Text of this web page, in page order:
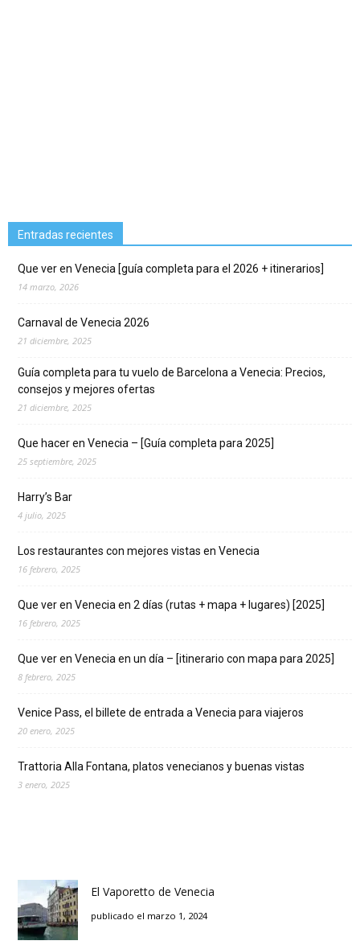
Entradas recientes
Que ver en Venecia [guía completa para el 2026 + itinerarios]
14 marzo, 2026
Carnaval de Venecia 2026
21 diciembre, 2025
Guía completa para tu vuelo de Barcelona a Venecia: Precios,
consejos y mejores ofertas
21 diciembre, 2025
Que hacer en Venecia – [Guía completa para 2025]
25 septiembre, 2025
Harry’s Bar
4 julio, 2025
Los restaurantes con mejores vistas en Venecia
16 febrero, 2025
Que ver en Venecia en 2 días (rutas + mapa + lugares) [2025]
16 febrero, 2025
Que ver en Venecia en un día – [itinerario con mapa para 2025]
8 febrero, 2025
Venice Pass, el billete de entrada a Venecia para viajeros
20 enero, 2025
Trattoria Alla Fontana, platos venecianos y buenas vistas
3 enero, 2025
El Vaporetto de Venecia
publicado el marzo 1, 2024